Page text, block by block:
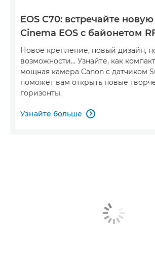
EOS C70: встречайте
Cinema EOS с байонетом
Новое крепление, новый дизайн,
возможности… Узнайте, как
мощная камера Canon с датчиком
поможет вам открыть новые
горизонты.
Узнайте больше 